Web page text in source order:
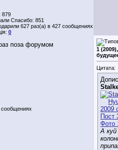
879
Спасибо: 851
627 раз(а) в 427 сообщениях
0
сообщениях
1
Цитата:
А